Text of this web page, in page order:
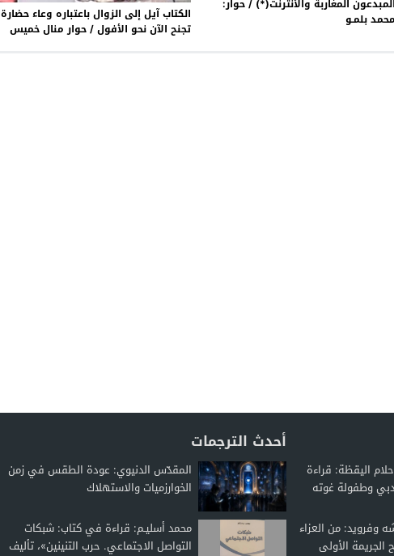
المبدعون المغاربة والأنترنت(*) / حوار:
محمد بلمـو
الكتاب آيل إلى الزوال باعتباره وعاء حضارة
تجنح الآن نحو الأفول / حوار منال خميس
اليقظة: قراءة
وطفولة غوته
وفرويد: من العزاء
الأولى
أحدث الترجمات
المقدّس الدنيوي: عودة الطقس في زمن
الخوارزميات والاستهلاك
محمد أسليـم: قراءة في كتاب: شبكات
التواصل الاجتماعي. حرب التنينين»، تأليف